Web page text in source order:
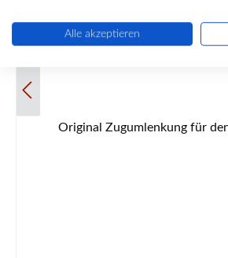
Original Zugumlenkung für den Kaminofen Heta Scandia 6318 Der Hersteller hat die Produktion dieses Artikels eingestellt. Sofern wir über einen Restbestand verfügen, ist
Alle akzeptieren